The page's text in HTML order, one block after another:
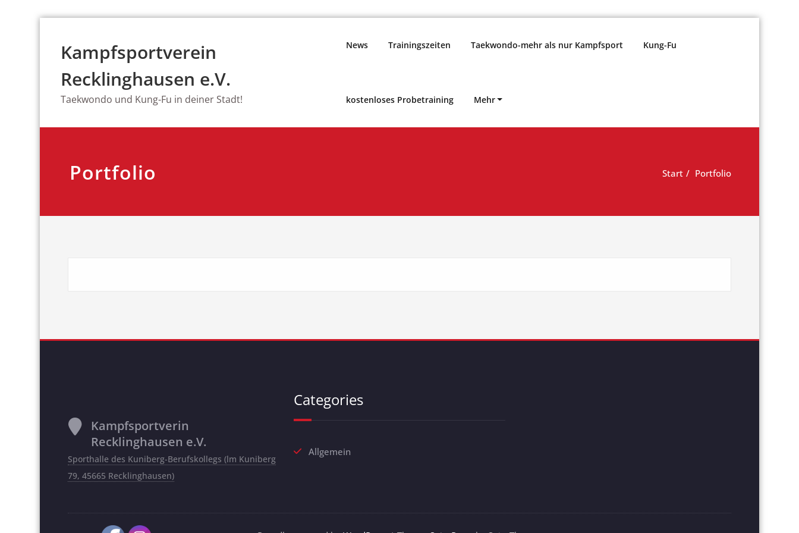
springenKampfsportverein
Recklinghausen e.V.
Taekwondo und Kung-Fu in deiner Stadt!
News Trainingszeiten Taekwondo-mehr als nur Kampfsport Kung-Fu
kostenloses Probetraining Mehr
Portfolio Start Portfolio
Kampfsportverin
Recklinghausen e.V.
Sporthalle des Kuniberg-Berufskollegs (lm Kuniberg
79, 45665 Recklinghausen)
Categories
Allgemein